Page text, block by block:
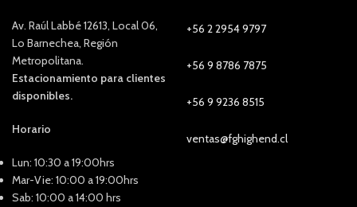
Av. Raúl Labbé 12613, Local 06,
Lo Barnechea, Región
Metropolitana.
Estacionamiento para clientes
disponibles.
Horario
Lun: 10:30 a 19:00hrs
Mar-Vie: 10:00 a 19:00hrs
Sab: 10:00 a 14:00 hrs
+56 2 2954 9797
+56 9 8786 7875
+56 9 9236 8515
ventas@fghighend.cl